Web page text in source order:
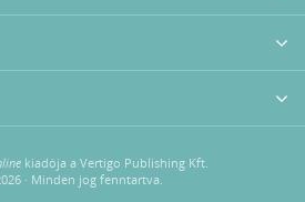
kiadója a Vertigo Publishing Kft.
· Minden jog fenntartva.